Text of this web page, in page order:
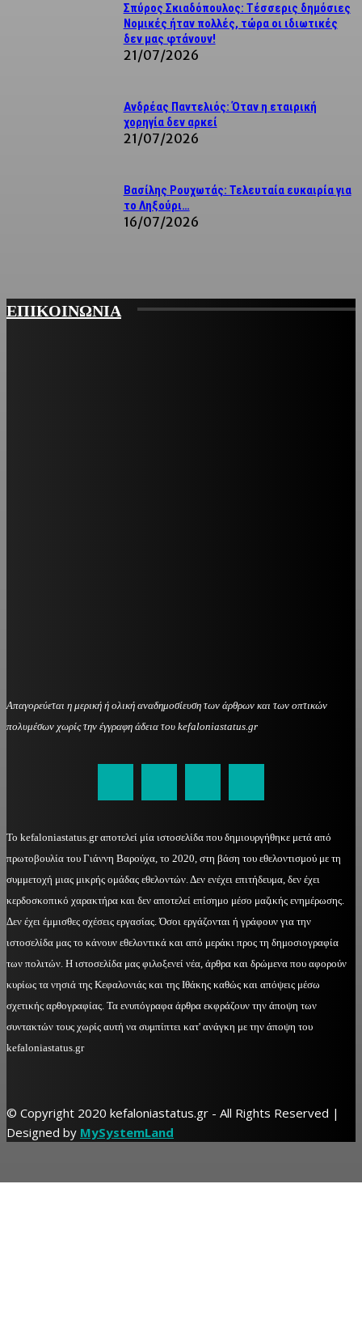
Σπύρος Σκιαδόπουλος: Τέσσερις δημόσιες
Νομικές ήταν πολλές, τώρα οι ιδιωτικές
δεν μας φτάνουν!
21/07/2026
Ανδρέας Παντελιός: Όταν η εταιρική
χορηγία δεν αρκεί
21/07/2026
Βασίλης Ρουχωτάς: Τελευταία ευκαιρία για
το Ληξούρι…
16/07/2026
ΕΠΙΚΟΙΝΩΝΙΑ
Απαγορεύεται η μερική ή ολική αναδημοσίευση των άρθρων και των οπτικών
πολυμέσων χωρίς την έγγραφη άδεια του kefaloniastatus.gr
Το kefaloniastatus.gr αποτελεί μία ιστοσελίδα που δημιουργήθηκε μετά από
πρωτοβουλία του Γιάννη Βαρούχα, το 2020, στη βάση του εθελοντισμού με τη
συμμετοχή μιας μικρής ομάδας εθελοντών. Δεν ενέχει επιτήδευμα, δεν έχει
κερδοσκοπικό χαρακτήρα και δεν αποτελεί επίσημο μέσο μαζικής ενημέρωσης.
Δεν έχει έμμισθες σχέσεις εργασίας. Όσοι εργάζονται ή γράφουν για την
ιστοσελίδα μας το κάνουν εθελοντικά και από μεράκι προς τη δημοσιογραφία
των πολιτών. Η ιστοσελίδα μας φιλοξενεί νέα, άρθρα και δρώμενα που αφορούν
κυρίως τα νησιά της Κεφαλονιάς και της Ιθάκης καθώς και απόψεις μέσω
σχετικής αρθογραφίας. Τα ενυπόγραφα άρθρα εκφράζουν την άποψη των
συντακτών τους χωρίς αυτή να συμπίπτει κατ' ανάγκη με την άποψη του
kefaloniastatus.gr
© Copyright 2020 kefaloniastatus.gr - All Rights Reserved |
Designed by MySystemLand